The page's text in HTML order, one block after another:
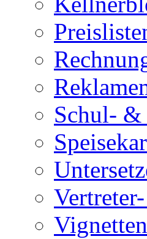
Schul- &
Vignetten